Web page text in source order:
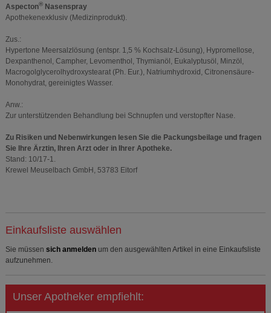
Aspecton®Nasenspray
Apothekenexklusiv (Medizinprodukt).
Zus.:
Hypertone Meersalzlösung (entspr. 1,5 % Kochsalz-Lösung), Hypromellose,
Dexpanthenol, Campher, Levomenthol, Thymianöl, Eukalyptusöl, Minzöl,
Macrogolglycerolhydroxystearat (Ph. Eur.), Natriumhydroxid, Citronensäure-
Monohydrat, gereinigtes Wasser.
Anw.:
Zur unterstützenden Behandlung bei Schnupfen und verstopfter Nase.
Zu Risiken und Nebenwirkungen lesen Sie die Packungsbeilage und fragen
Sie Ihre Ärztin, Ihren Arzt oder in Ihrer Apotheke.
Stand: 10/17-1.
Krewel Meuselbach GmbH, 53783 Eitorf
Einkaufsliste auswählen
Sie müssen sich anmelden um den ausgewählten Artikel in eine Einkaufsliste
aufzunehmen.
Unser Apotheker empfiehlt: